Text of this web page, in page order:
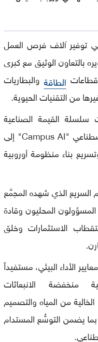
توفير آلاف فرص العمل
بالتعاون الوثيق مع كبرى
الطاقة والبطاريات
من التقنيات الحيوية.
القيمة الصناعية
الفرنسية، يهدف مجمَّع الذكاء الاصطناعي "Campus AI" إلى
بناء منظومة أوروبية
السريع الذي شهده المجمَّع
المحليون وقادة
الاستثمارات وخلق
الأداء البيئي، مستفيداً
منخفضة الانبعاثات
من المياه والتصميم
يضمن التوسُّع المستدام